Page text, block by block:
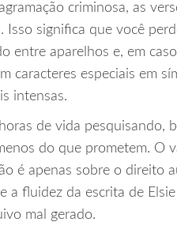
criminosa, as
Isso significa que você
entre aparelhos e, em
caracteres especiais em
intensas.
de vida pesquisando,
do que prometem. O
é apenas sobre o direito
a fluidez da escrita de
mal gerado.